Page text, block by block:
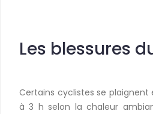
Les blessures
Certains cyclistes se plaignent
à 3 h selon la chaleur